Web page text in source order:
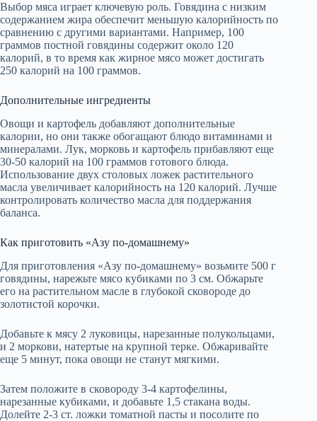
Выбор мяса играет ключевую роль. Говядина с низким
содержанием жира обеспечит меньшую калорийность по
сравнению с другими вариантами. Например, 100
граммов постной говядины содержит около 120
калорий, в то время как жирное мясо может достигать
250 калорий на 100 граммов.
Дополнительные ингредиенты
Овощи и картофель добавляют дополнительные
калории, но они также обогащают блюдо витаминами и
минералами. Лук, морковь и картофель прибавляют еще
30-50 калорий на 100 граммов готового блюда.
Использование двух столовых ложек растительного
масла увеличивает калорийность на 120 калорий. Лучше
контролировать количество масла для поддержания
баланса.
Как приготовить «Азу по-домашнему»
Для приготовления «Азу по-домашнему» возьмите 500 г
говядины, нарежьте мясо кубиками по 3 см. Обжарьте
его на растительном масле в глубокой сковороде до
золотистой корочки.
Добавьте к мясу 2 луковицы, нарезанные полукольцами,
и 2 моркови, натертые на крупной терке. Обжаривайте
еще 5 минут, пока овощи не станут мягкими.
Затем положите в сковороду 3-4 картофелины,
нарезанные кубиками, и добавьте 1,5 стакана воды.
Долейте 2-3 ст. ложки томатной пасты и посолите по